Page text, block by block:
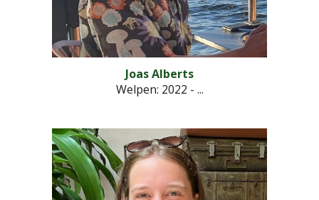
Joas Alberts
Welpen: 2022 - ...